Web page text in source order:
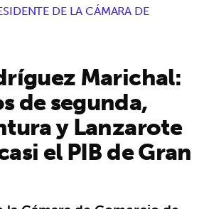
DE LA CÁMARA DE
Marichal:
de segunda,
y Lanzarote
el PIB de Gran